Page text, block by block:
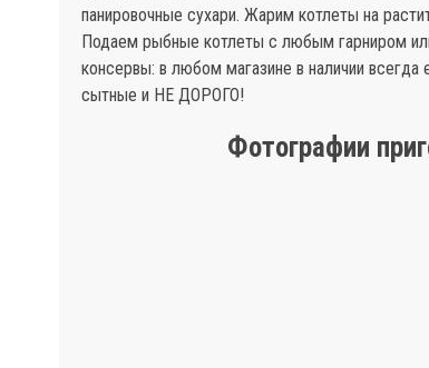
панировочные сухари. Жарим котлеты на
Подаем рыбные котлеты с любым гарниром
консервы: в любом магазине в наличии всегда
сытные и НЕ ДОРОГО!
Фотографии